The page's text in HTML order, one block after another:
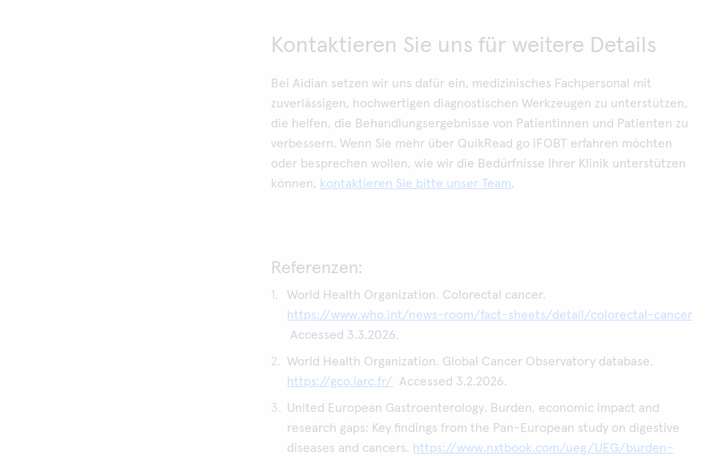
Kontaktieren Sie uns für weitere Details
Bei Aidian setzen wir uns dafür ein, medizinisches Fachpersonal mit
zuverlässigen, hochwertigen diagnostischen Werkzeugen zu unterstützen,
die helfen, die Behandlungsergebnisse von Patientinnen und Patienten zu
verbessern. Wenn Sie mehr über QuikRead go iFOBT erfahren möchten
oder besprechen wollen, wie wir die Bedürfnisse Ihrer Klinik unterstützen
können, kontaktieren Sie bitte unser Team.
Referenzen:
World Health Organization. Colorectal cancer.
https://www.who.int/news-room/fact-sheets/detail/colorectal-cancer
Accessed 3.3.2026.
World Health Organization. Global Cancer Observatory database.
https://gco.iarc.fr/ Accessed 3.2.2026.
United European Gastroenterology. Burden, economic impact and
research gaps: Key findings from the Pan-European study on digestive
diseases and cancers. https://www.nxtbook.com/ueg/UEG/burden-